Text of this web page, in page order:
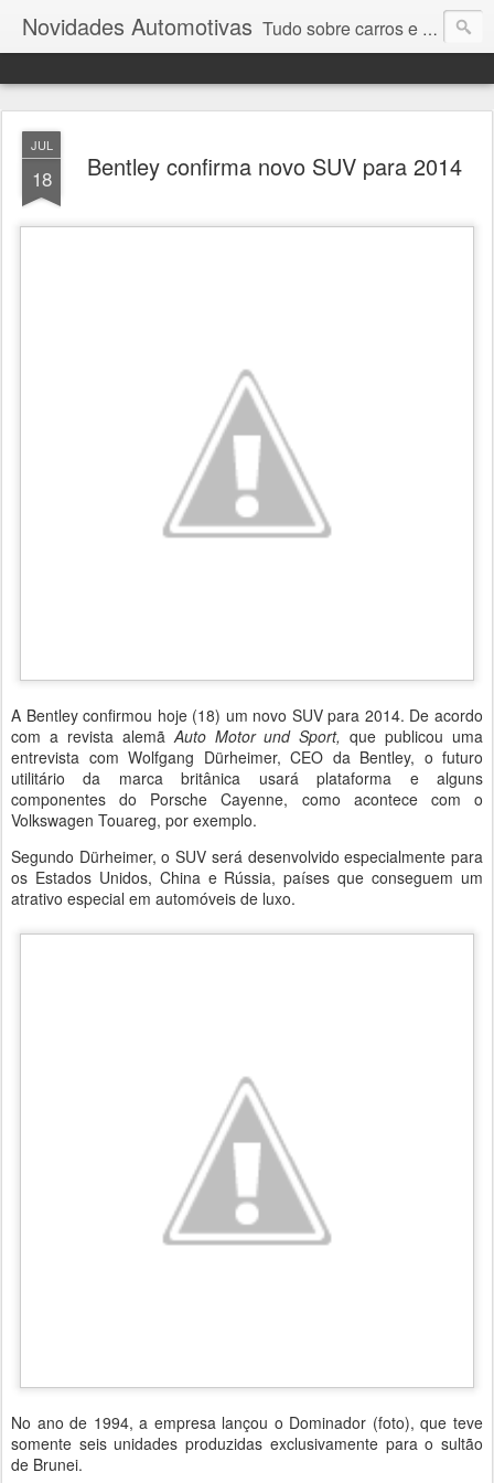
Novidades Automotivas Tudo sobre carros e motores
JUL
18 Bentley confirma novo SUV para 2014
A Bentley confirmou hoje (18) um novo SUV para 2014. De acordo
com a revista alemãAuto Motor und Sport,que publicou uma
entrevista com Wolfgang Dürheimer, CEO da Bentley, o futuro
utilitário da marca britânica usará plataforma e alguns
componentes do Porsche Cayenne, como acontece com o
Volkswagen Touareg, por exemplo.
Segundo Dürheimer, o SUV será desenvolvido especialmente para
os Estados Unidos, China e Rússia, países que conseguem um
atrativo especial em automóveis de luxo.
No ano de 1994, a empresa lançou o Dominador (foto), que teve
somente seis unidades produzidas exclusivamente para o sultão
de Brunei.